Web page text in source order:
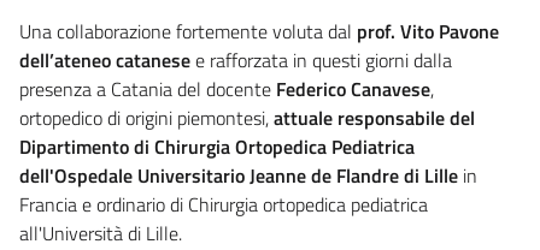
Una collaborazione fortemente voluta dal prof. Vito Pavone
dell’ateneo catanesee rafforzata in questi giorni dalla
presenza a Catania del docente Federico Canavese,
ortopedico di origini piemontesi,attuale responsabile del
Dipartimento di Chirurgia Ortopedica Pediatrica
dell'Ospedale Universitario Jeanne de Flandre di Lille in
Francia e ordinario di Chirurgia ortopedica pediatrica
all'Università di Lille.